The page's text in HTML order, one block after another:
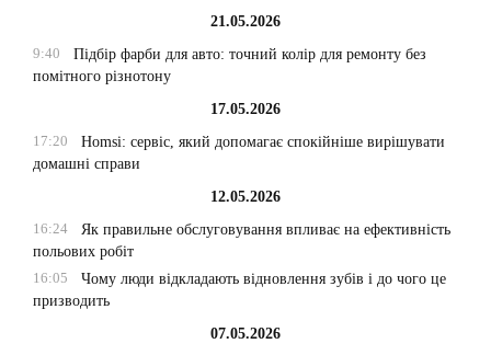
21.05.2026
9:40
Підбір фарби для авто: точний колір для ремонту без
помітного різнотону
17.05.2026
17:20
Homsi: сервіс, який допомагає спокійніше вирішувати
домашні справи
12.05.2026
16:24
Як правильне обслуговування впливає на ефективність
польових робіт
16:05
Чому люди відкладають відновлення зубів і до чого це
призводить
07.05.2026